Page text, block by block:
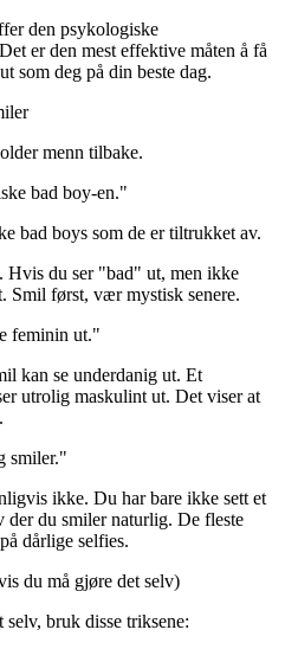
den psykologiske
er den mest effektive måten å få
som deg på din beste dag.
menn tilbake.
bad boy-en."
bad boys som de er tiltrukket av.
Hvis du ser "bad" ut, men ikke
Smil først, vær mystisk senere.
feminin ut."
kan se underdanig ut. Et
utrolig maskulint ut. Det viser at
smiler."
ikke. Du har bare ikke sett et
du smiler naturlig. De fleste
dårlige selfies.
du må gjøre det selv)
bruk disse triksene: